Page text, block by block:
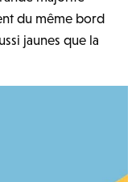
du même bord
jaunes que la